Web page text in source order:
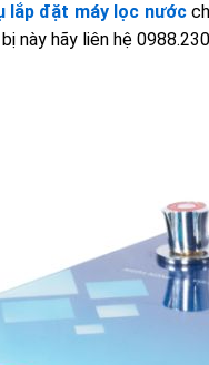
lắp đặt máy lọc nước
này hãy liên hệ